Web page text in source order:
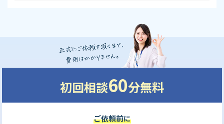
初回相談60分無料
ご依頼前に